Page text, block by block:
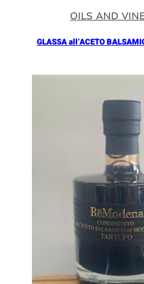
OILS AND
GLASSA all’ACETO